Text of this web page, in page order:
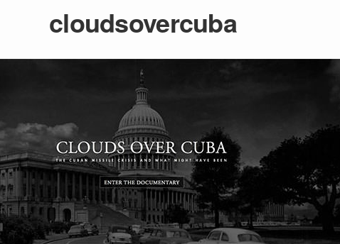
cloudsovercuba